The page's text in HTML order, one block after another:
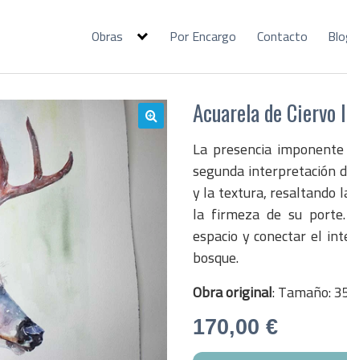
Obras Por Encargo Contacto
Acuarela de
La presencia
segunda interpretación
y la textura, resaltando
la firmeza de su
espacio y conectar el
bosque.
Obra original: Tamaño:
170,00 €